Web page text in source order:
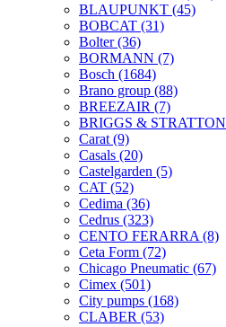
BLAUPUNKT (45)
BOBCAT (31)
Bolter(36)
BORMANN (7)
Bosch (1684)
Brano group (88)
BREEZAIR (7)
BRIGGS & STRATTON
Carat (9)
Casals (20)
Castelgarden (5)
CAT (52)
Cedima (36)
Cedrus (323)
CENTO FERARRA (8)
Ceta Form (72)
Chicago Pneumatic (67)
Cimex (501)
City pumps (168)
CLABER (53)